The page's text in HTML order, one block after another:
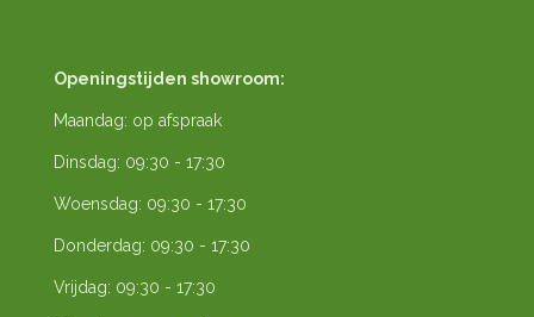
Openingstijden showroom:
Maandag: op afspraak
Dinsdag: 09:30 - 17:30
Woensdag: 09:30 - 17:30
Donderdag: 09:30 - 17:30
Vrijdag: 09:30 - 17:30